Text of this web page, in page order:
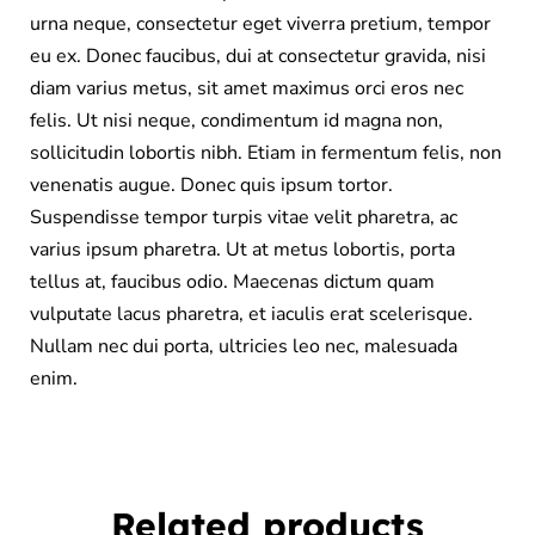
urna neque, consectetur eget viverra pretium, tempor
eu ex. Donec faucibus, dui at consectetur gravida, nisi
diam varius metus, sit amet maximus orci eros nec
felis. Ut nisi neque, condimentum id magna non,
sollicitudin lobortis nibh. Etiam in fermentum felis, non
venenatis augue. Donec quis ipsum tortor.
Suspendisse tempor turpis vitae velit pharetra, ac
varius ipsum pharetra. Ut at metus lobortis, porta
tellus at, faucibus odio. Maecenas dictum quam
vulputate lacus pharetra, et iaculis erat scelerisque.
Nullam nec dui porta, ultricies leo nec, malesuada
enim.
Related products